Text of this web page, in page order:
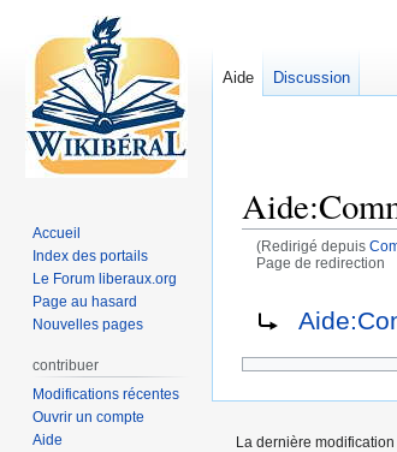
Aide:
(Redirigé depuis
Page de redirection
la
la
Aide Discussion
Accueil
Index des portails
Le Forum liberaux.org
Page au hasard
Nouvelles pages
contribuer
Modifications récentes
Ouvrir un compte
Aide
La dernière